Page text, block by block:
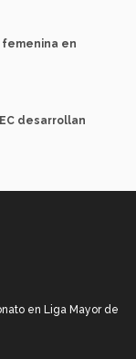
femenina en
desarrollan
en Liga Mayor de